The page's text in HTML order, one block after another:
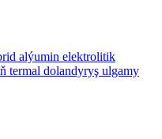
alýumin elektrolitik
termal dolandyryş ulgamy